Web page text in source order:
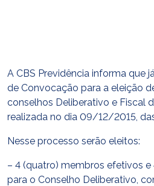
A CBS Previdência informa que
de Convocação para a eleição
conselhos Deliberativo e Fiscal
realizada no dia 09/12/2015,
Nesse processo serão eleitos:
– 4 (quatro) membros efetivos
para o Conselho Deliberativo,